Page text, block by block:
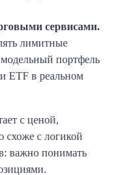
сервисами.
лимитные
модельный портфель
ETF в реальном
с ценой,
схоже с логикой
важно понимать